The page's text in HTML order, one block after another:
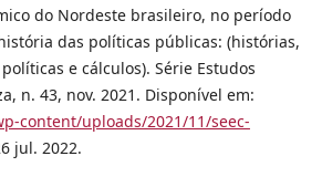
do Nordeste brasileiro, no período
das políticas públicas: (histórias,
e cálculos). Série Estudos
n. 43, nov. 2021. Disponível em:
content/uploads/2021/11/seec-
jul. 2022.